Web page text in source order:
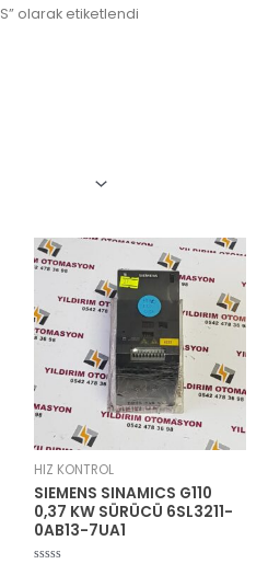
olarak etiketlendi
HIZ KONTROL
SIEMENS SINAMICS G110
0,37 KW SÜRÜCÜ 6SL3211-
0AB13-7UA1